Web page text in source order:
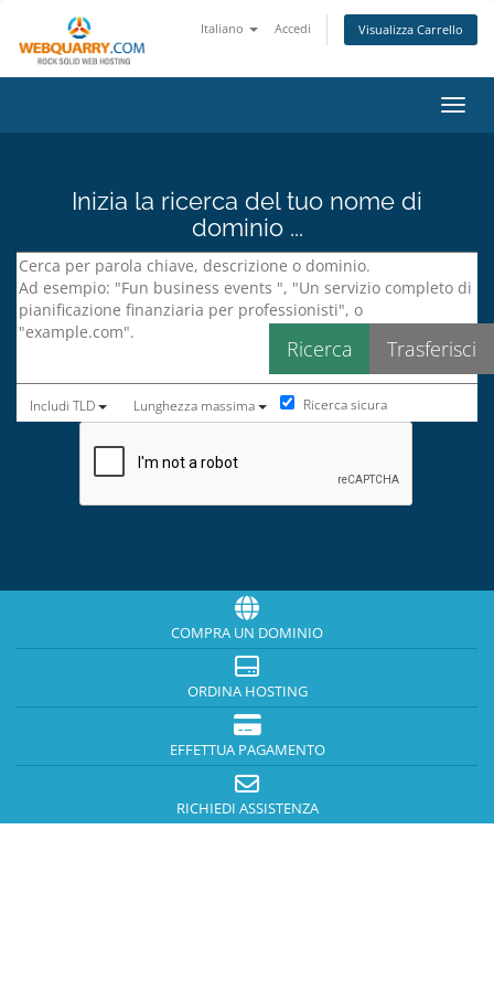
Italiano Accedi Visualizza Carrello
Inizia la ricerca del tuo nome di
dominio ...
Includi TLD Lunghezza massima Ricerca sicura
COMPRA UN DOMINIO
ORDINA HOSTING
EFFETTUA PAGAMENTO
RICHIEDI ASSISTENZA